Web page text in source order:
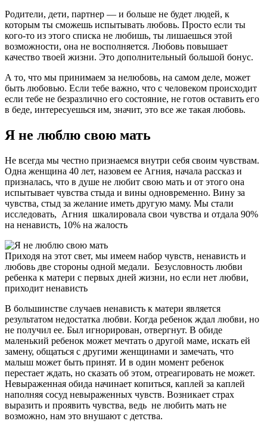
Родители, дети, партнер — и больше не будет людей, к
которым ты сможешь испытывать любовь. Просто если ты
кого-то из этого списка не любишь, ты лишаешься этой
возможности, она не восполняется. Любовь повышает
качество твоей жизни. Это дополнительный большой бонус.
А то, что мы принимаем за нелюбовь, на самом деле, может
быть любовью. Если тебе важно, что с человеком происходит
если тебе не безразлично его состояние, не готов оставить его
в беде, интересуешься им, значит, это все же такая любовь.
Я не люблю свою мать
Не всегда мы честно признаемся внутри себя своим чувствам.
Одна женщина 40 лет, назовем ее Агния, начала рассказ и
призналась, что в душе не любит свою мать и от этого она
испытывает чувства стыда и вины одновременно. Вину за
чувства, стыд за желание иметь другую маму. Мы стали
исследовать, Агния шкалировала свои чувства и отдала 90%
на ненависть, 10% на жалость
Приходя на этот свет, мы имеем набор чувств, ненависть и
любовь две стороны одной медали. Безусловность любви
ребенка к матери с первых дней жизни, но если нет любви,
приходит ненависть
В большинстве случаев ненависть к матери является
результатом недостатка любви. Когда ребенок ждал любви, но
не получил ее. Был игнорирован, отвергнут. В обиде
маленький ребенок может мечтать о другой маме, искать ей
замену, общаться с другими женщинами и замечать, что
малыш может быть принят. И в один момент ребенок
перестает ждать, но сказать об этом, отреагировать не может.
Невыраженная обида начинает копиться, каплей за каплей
наполняя сосуд невыраженных чувств. Возникает страх
выразить и проявить чувства, ведь не любить мать не
возможно, нам это внушают с детства.